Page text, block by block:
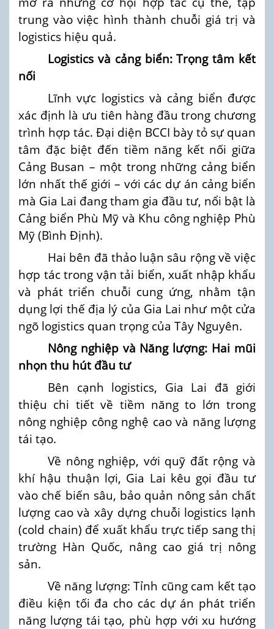
trung vào việc hình thành chuỗi giá trị và
logistics hiệu quả.
Logistics và cảng biển: Trọng tâm kết
nối
Lĩnh vực logistics và cảng biển được
xác định là ưu tiên hàng đầu trong chương
trình hợp tác. Đại diện BCCI bày tỏ sự quan
tâm đặc biệt đến tiềm năng kết nối giữa
Cảng Busan – một trong những cảng biển
lớn nhất thế giới – với các dự án cảng biển
mà Gia Lai đang tham gia đầu tư, nổi bật là
Cảng biển Phù Mỹ và Khu công nghiệp Phù
Mỹ (Bình Định).
Hai bên đã thảo luận sâu rộng về việc
hợp tác trong vận tải biển, xuất nhập khẩu
và phát triển chuỗi cung ứng, nhằm tận
dụng lợi thế địa lý của Gia Lai như một cửa
ngõ logistics quan trọng của Tây Nguyên.
Nông nghiệp và Năng lượng: Hai mũi
nhọn thu hút đầu tư
Bên cạnh logistics, Gia Lai đã giới
thiệu chi tiết về tiềm năng to lớn trong
nông nghiệp công nghệ cao và năng lượng
tái tạo.
Về nông nghiệp, với quỹ đất rộng và
khí hậu thuận lợi, Gia Lai kêu gọi đầu tư
vào chế biến sâu, bảo quản nông sản chất
lượng cao và xây dựng chuỗi logistics lạnh
(cold chain) để xuất khẩu trực tiếp sang thị
trường Hàn Quốc, nâng cao giá trị nông
sản.
Về năng lượng: Tỉnh cũng cam kết tạo
điều kiện tối đa cho các dự án phát triển
năng lượng tái tạo, phù hợp với xu hướng